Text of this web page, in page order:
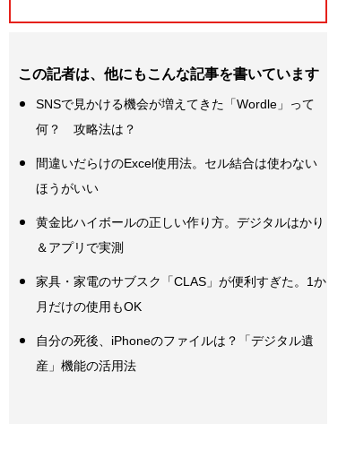
この記者は、他にもこんな記事を書いています
SNSで見かける機会が増えてきた「Wordle」って
何？ 攻略法は？
間違いだらけのExcel使用法。セル結合は使わない
ほうがいい
黄金比ハイボールの正しい作り方。デジタルはかり
＆アプリで実測
家具・家電のサブスク「CLAS」が便利すぎた。1か
月だけの使用もOK
自分の死後、iPhoneのファイルは？「デジタル遺
産」機能の活用法